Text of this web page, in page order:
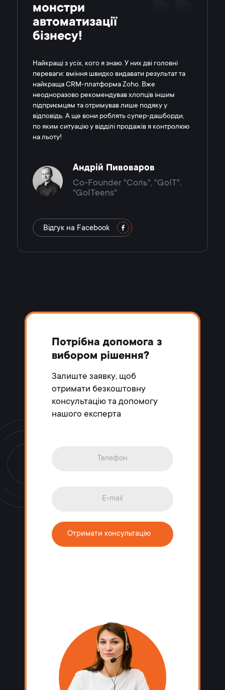
монстри
автоматизації
бізнесу!
Найкращі з усіх, кого я знаю. У них дві головні
переваги: вміння швидко видавати результат та
найкраща CRM-платформа Zoho. Вже
неодноразово рекомендував хлопців іншим
підприємцям та отримував лише подяку у
відповідь. А ще вони роблять супер-дашборди,
по яким ситуацію у відділі продажів я контролюю
на льоту!
Андрій Пивоваров
Co-Founder "Соль", "GoIT",
"GoITeens"
Відгук на Facebook
Потрібна допомога з
вибором рішення?
Залиште заявку, щоб
отримати безкоштовну
консультацію та допомогу
нашого експерта
Отримати консультацію